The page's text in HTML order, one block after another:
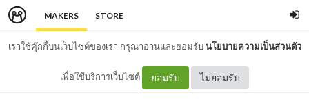
MAKERS STORE
เราใช้คุ๊กกี้บนเว็บไซต์ของเรา กรุณาอ่านและยอมรับนโยบายความเป็นส่วนตัว
เพื่อใช้บริการเว็บไซต์ ยอมรับ ไม่ยอมรับ